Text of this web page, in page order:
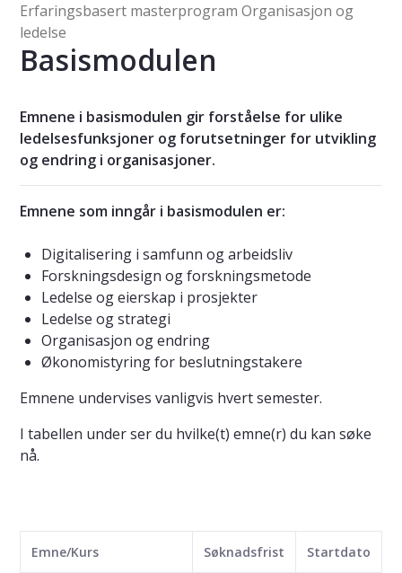
Erfaringsbasert masterprogram Organisasjon og
ledelse
Basismodulen
Emnene i basismodulen gir forståelse for ulike
ledelsesfunksjoner og forutsetninger for utvikling
og endring i organisasjoner.
Emnene som inngår i basismodulen er:
Digitalisering i samfunn og arbeidsliv
Forskningsdesign og forskningsmetode
Ledelse og eierskap i prosjekter
Ledelse og strategi
Organisasjon og endring
Økonomistyring for beslutningstakere
Emnene undervises vanligvis hvert semester.
I tabellen under ser du hvilke(t) emne(r) du kan søke
nå.
Emne/Kurs Søknadsfrist Startdato